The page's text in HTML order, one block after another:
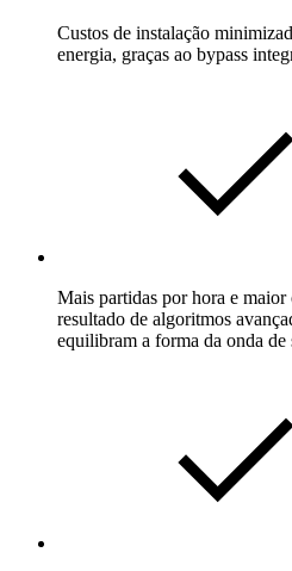
Custos de instalação
energia, graças ao bypass
Mais partidas por hora e maior
resultado de algoritmos
equilibram a forma da onda de